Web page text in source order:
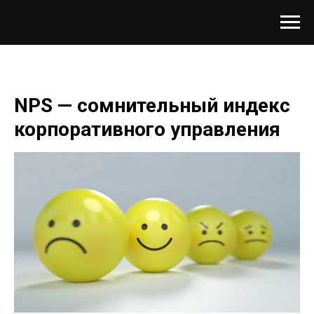
NPS — сомнительный индекс
корпоративного управления